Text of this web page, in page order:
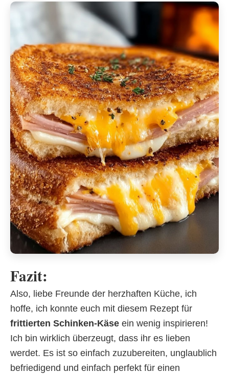
Fazit:
Also, liebe Freunde der herzhaften Küche, ich
hoffe, ich konnte euch mit diesem Rezept für
frittierten Schinken-Käse ein wenig inspirieren!
Ich bin wirklich überzeugt, dass ihr es lieben
werdet. Es ist so einfach zuzubereiten, unglaublich
befriedigend und einfach perfekt für einen